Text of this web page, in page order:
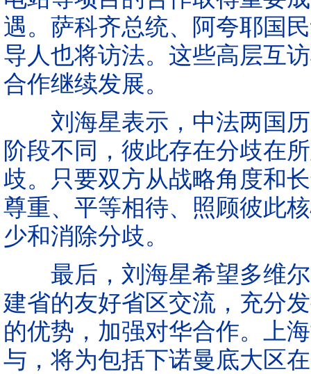
遇。萨科齐总统、阿夸耶国
导人也将访法。这些高层互
合作继续发展。
刘海星表示，中法两国历
阶段不同，彼此存在分歧在
歧。只要双方从战略角度和
尊重、平等相待、照顾彼此
少和消除分歧。
最后，刘海星希望多维尔
建省的友好省区交流，充分
的优势，加强对华合作。上
与，将为包括下诺曼底大区